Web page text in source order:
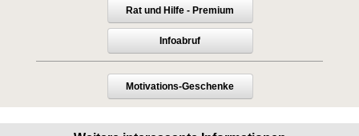
Rat und Hilfe - Premium
Infoabruf
Motivations-Geschenke